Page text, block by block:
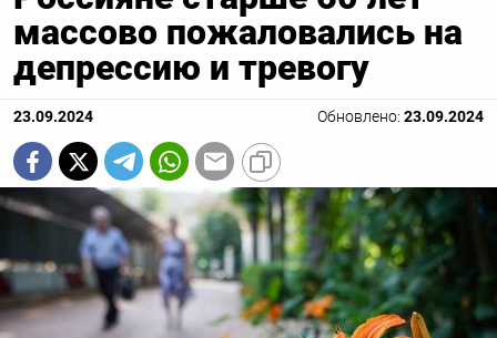
массово пожаловались на
депрессию и тревогу
23.09.2024 Обновлено: 23.09.2024